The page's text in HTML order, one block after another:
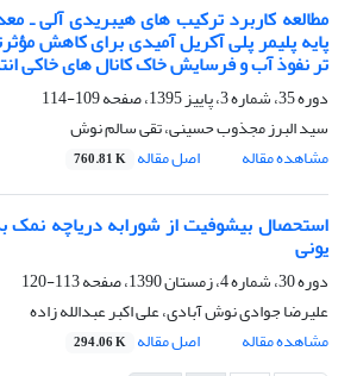
مطالعه کاربرد ترکیب های هیبریدی آلی ـ
پایه پلیمر پلی آکریل آمیدی برای کاهش
تر نفوذ آب و فرسایش خاک کانال های خاکی
دوره 35، شماره 3، پاییز 1395، صفحه
109-114
سید البرز مجذوب حسینی، تقی سالم نوش
مشاهده مقاله
اصل مقاله 760.81 K
استحصال بیشوفیت از شورابه دریاچه
یونی
دوره 30، شماره 4، زمستان 1390، صفحه
113-120
علیرضا جوادی نوش آبادی، علی اکبر عبدالله زاده
مشاهده مقاله
اصل مقاله 294.06 K